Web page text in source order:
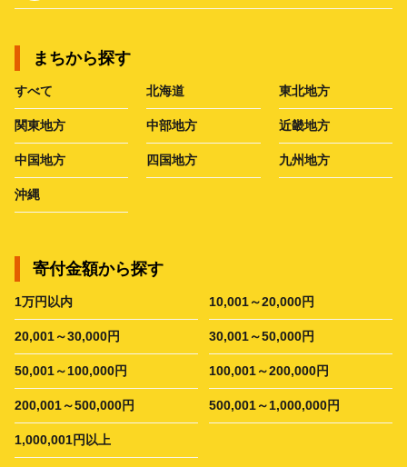
まちから探す
すべて 北海道 東北地方
関東地方 中部地方 近畿地方
中国地方 四国地方 九州地方
沖縄
寄付金額から探す
1万円以内 10,001～20,000円
20,001～30,000円 30,001～50,000円
50,001～100,000円 100,001～200,000円
200,001～500,000円 500,001～1,000,000円
1,000,001円以上